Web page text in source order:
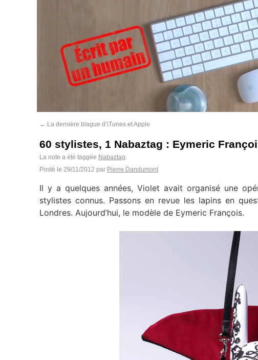
← La dernière blague d’iTunes et Apple
60 stylistes, 1 Nabaztag : Eymeric
La note a été taggée Nabaztag.
Posté le 29/11/2012 par Pierre Dandumont
Il y a quelques années, Violet avait organisé une
stylistes connus. Passons en revue les lapins en
Londres. Aujourd’hui, le modèle de Eymeric François.